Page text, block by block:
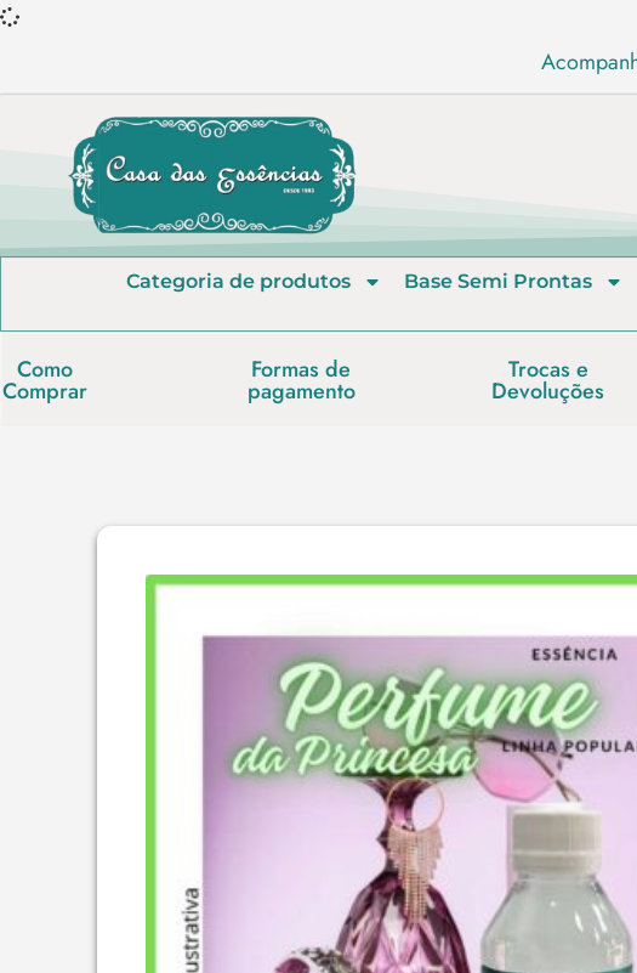
Categoria de produtos Base Semi Prontas
Como
Comprar
Formas de
pagamento
Trocas e
Devoluções